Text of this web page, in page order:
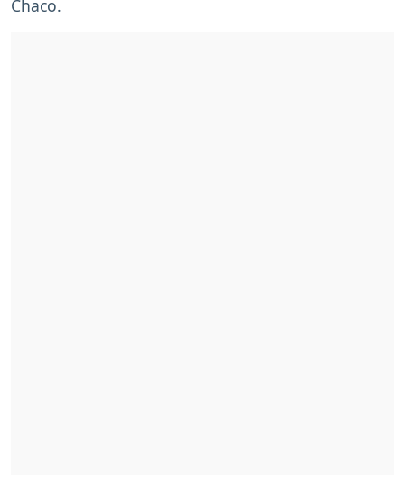
Chaco.